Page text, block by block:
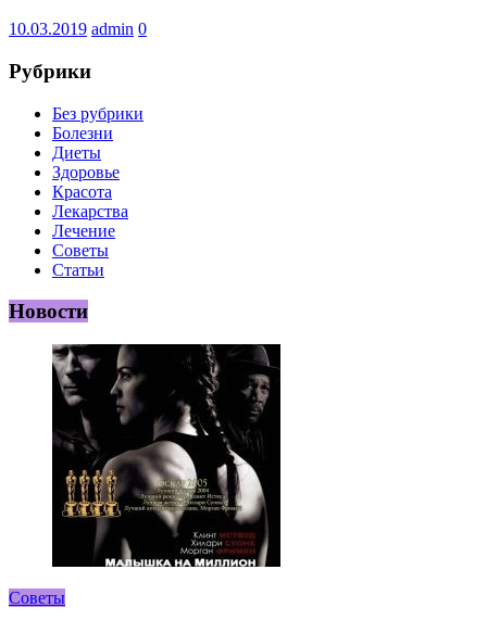
10.03.2019 admin 0
Рубрики
Без рубрики
Болезни
Диеты
Здоровье
Красота
Лекарства
Лечение
Советы
Статьи
Новости
Советы